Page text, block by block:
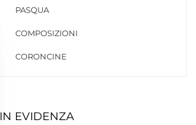
PASQUA
COMPOSIZIONI
CORONCINE
IN EVIDENZA